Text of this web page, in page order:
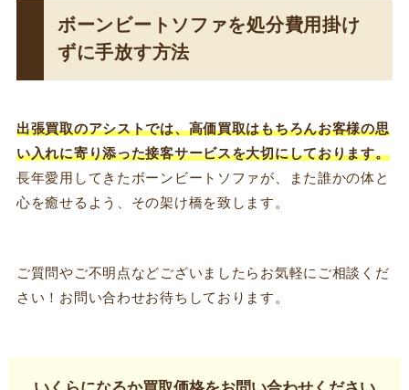
ボーンビートソファを処分費用掛け
ずに手放す方法
出張買取のアシストでは、高価買取はもちろんお客様の思
い入れに寄り添った接客サービスを大切にしております。
長年愛用してきたボーンビートソファが、また誰かの体と
心を癒せるよう、その架け橋を致します。
ご質問やご不明点などございましたらお気軽にご相談くだ
さい！お問い合わせお待ちしております。